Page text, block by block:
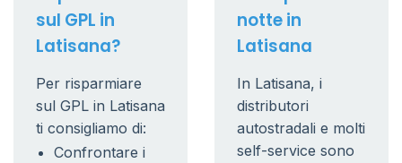
sul GPL in
Latisana?
Per risparmiare
sul GPL in Latisana
ti consigliamo di:
Confrontare i
notte in
Latisana
In Latisana, i
distributori
autostradali e molti
self-service sono